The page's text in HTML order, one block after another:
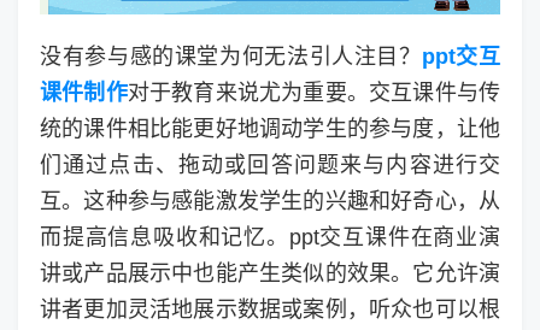
没有参与感的课堂为何无法引人注目？ ppt交互
课件制作对于教育来说尤为重要。交互课件与传
统的课件相比能更好地调动学生的参与度，让他
们通过点击、拖动或回答问题来与内容进行交
互。这种参与感能激发学生的兴趣和好奇心，从
而提高信息吸收和记忆。ppt交互课件在商业演
讲或产品展示中也能产生类似的效果。它允许演
讲者更加灵活地展示数据或案例，听众也可以根